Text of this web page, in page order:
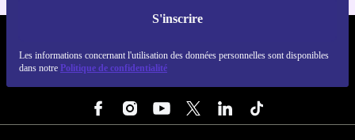
S'inscrire
Les informations concernant l'utilisation des données personnelles sont disponibles
dans notre Politique de confidentialité